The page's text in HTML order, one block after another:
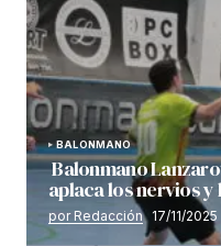
BALONMANO
Balonmano
aplaca los nervios
por Redacción 17/11/2025